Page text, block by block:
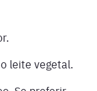
leite vegetal.